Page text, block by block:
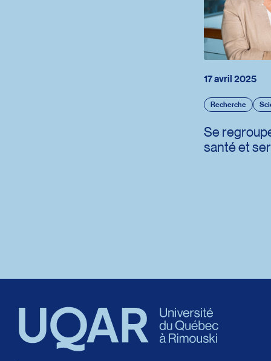
17 avril 2025
Recherche
Se
santé et